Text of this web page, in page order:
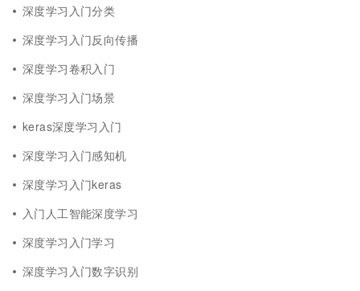
深度学习入门分类
深度学习入门反向传播
深度学习卷积入门
深度学习入门场景
keras深度学习入门
深度学习入门感知机
深度学习入门keras
入门人工智能深度学习
深度学习入门学习
深度学习入门数字识别